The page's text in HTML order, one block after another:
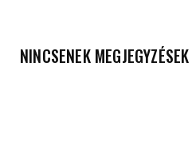
NINCSENEK MEGJEGYZÉSEK